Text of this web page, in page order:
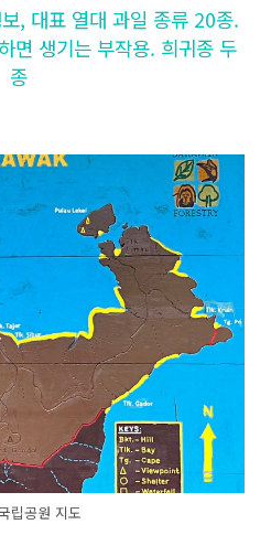
, 대표 열대 과일 종류 20종.
면 생기는 부작용. 희귀종 두
종
립공원 지도